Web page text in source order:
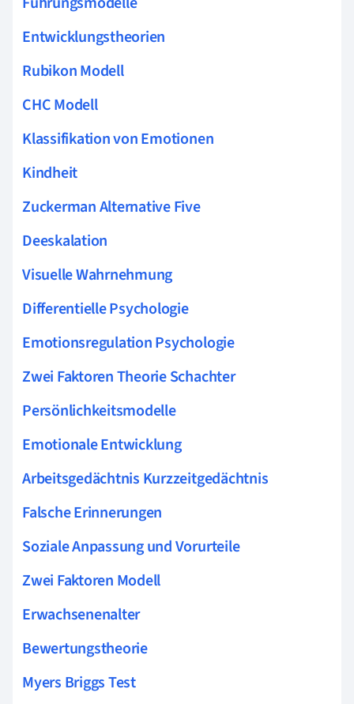
Entwicklungstheorien
Rubikon Modell
CHC Modell
Klassifikation von Emotionen
Kindheit
Zuckerman Alternative Five
Deeskalation
Visuelle Wahrnehmung
Differentielle Psychologie
Emotionsregulation Psychologie
Zwei Faktoren Theorie Schachter
Persönlichkeitsmodelle
Emotionale Entwicklung
Arbeitsgedächtnis Kurzzeitgedächtnis
Falsche Erinnerungen
Soziale Anpassung und Vorurteile
Zwei Faktoren Modell
Erwachsenenalter
Bewertungstheorie
Myers Briggs Test